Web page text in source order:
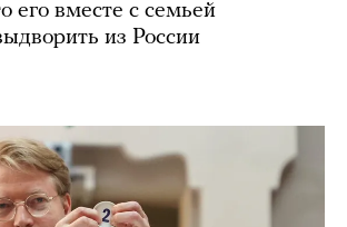
его вместе с семьей
из России